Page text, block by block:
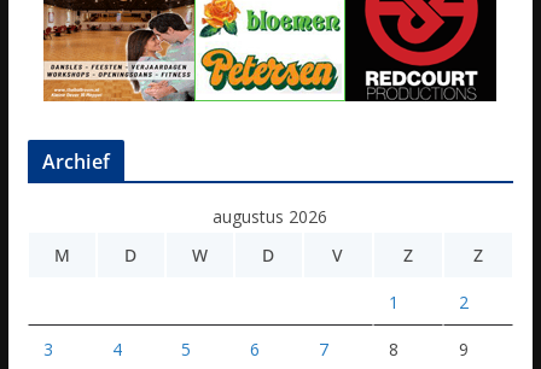
Archief
augustus 2026
M
D W D V Z Z
1 2
3 4 5 6 7 8 9